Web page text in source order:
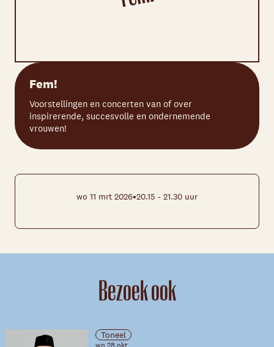
Fem!
Voorstellingen en concerten van of over
inspirerende, succesvolle en ondernemende
vrouwen!
wo 11 mrt 2026•20.15 - 21.30 uur
Bezoek ook
Toneel